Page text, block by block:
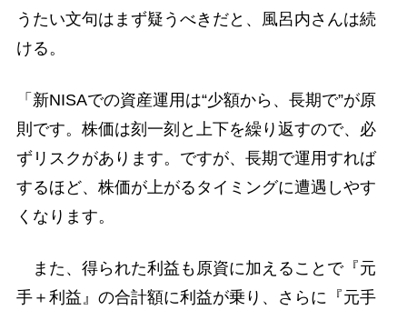
うたい文句はまず疑うべきだと、風呂内さんは続
ける。
「新NISAでの資産運用は“少額から、長期で”が原
則です。株価は刻一刻と上下を繰り返すので、必
ずリスクがあります。ですが、長期で運用すれば
するほど、株価が上がるタイミングに遭遇しやす
くなります。
また、得られた利益も原資に加えることで『元
手＋利益』の合計額に利益が乗り、さらに『元手